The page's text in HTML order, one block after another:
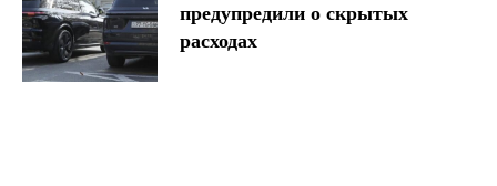
предупредили о скрытых
расходах